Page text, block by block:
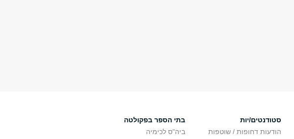
סטודנטים/יות
הודעות דחופות / שוטפות
בתי הספר בפקולטה
ביה"ס לכימיה